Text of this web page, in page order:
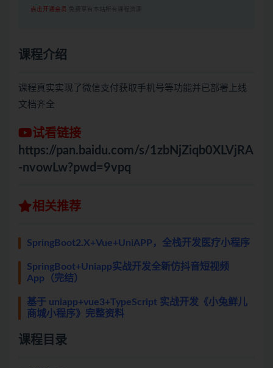
点击开通会员 免费享有本站所有课程资源
课程介绍
课程真实实现了微信支付获取手机号等功能并已部署上线
文档齐全
试看链接
https://pan.baidu.com/s/1zbNjZiqb0XLVjRA
-nvowLw?pwd=9vpq
相关推荐
SpringBoot2.X+Vue+UniAPP，全栈开发医疗小程序
SpringBoot+Uniapp实战开发全新仿抖音短视频
App（完结）
基于 uniapp+vue3+TypeScript 实战开发《小兔鲜儿
商城小程序》完整资料
课程目录